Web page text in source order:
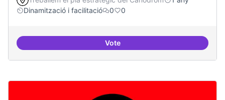
Dinamització i facilitació
0 0
VoteRelatoria col·laborativa